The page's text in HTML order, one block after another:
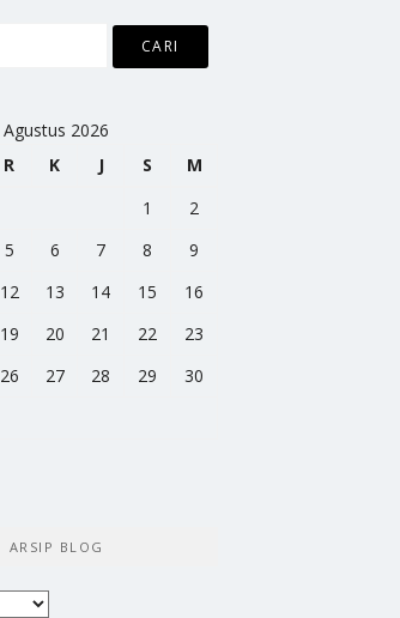
Agustus 2026
R K J S
M
1
2
5 6 7 8
9
12 13 14 15
16
19 20 21 22
23
26 27 28 29
30
ARSIP BLOG